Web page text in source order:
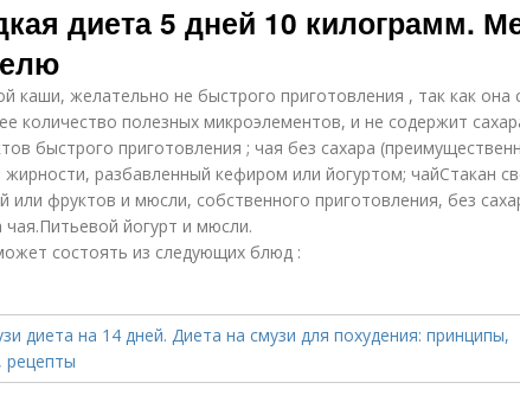
диета 5 дней 10 килограмм.
каши, желательно не быстрого приготовления , так как она
количество полезных микроэлементов, и не содержит
быстрого приготовления ; чая без сахара
жирности, разбавленный кефиром или йогуртом; чайСтакан
или фруктов и мюсли, собственного приготовления, без
чая.Питьевой йогурт и мюсли.
состоять из следующих блюд :